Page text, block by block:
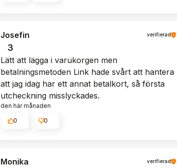
Josefin verifierad
3
Lätt att lägga i varukorgen men
betalningsmetoden Link hade svårt att hantera
att jag idag har ett annat betalkort, så första
utcheckning misslyckades.
den här månaden
0 0
Monika verifierad